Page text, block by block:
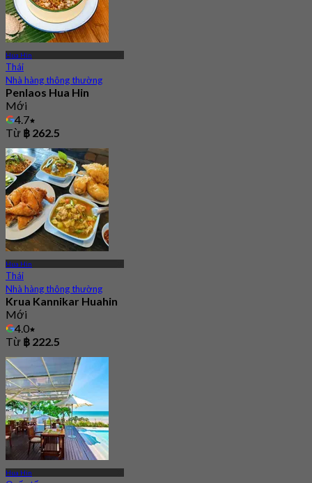
Hua Hin
Thái
Nhà hàng thông thường
Penlaos Hua Hin
Mới
4.7
Từ ฿ 262.5
Hua Hin
Thái
Nhà hàng thông thường
Krua Kannikar Huahin
Mới
4.0
Từ ฿ 222.5
Hua Hin